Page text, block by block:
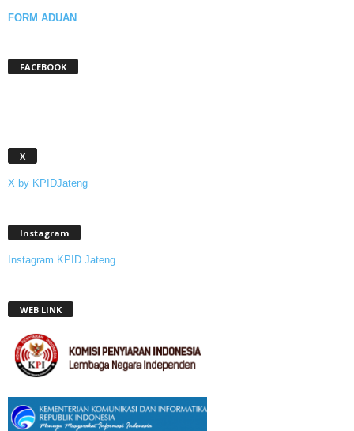
FORM ADUAN
FACEBOOK
X
X by KPIDJateng
Instagram
Instagram KPID Jateng
WEB LINK